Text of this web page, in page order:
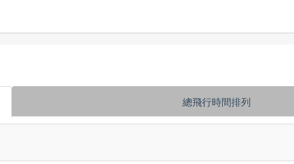
國外在地遊
總飛行時間排列